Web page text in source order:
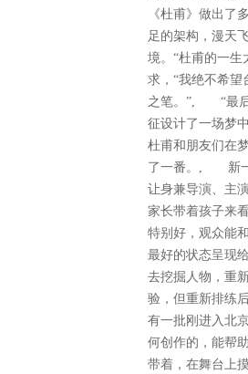
《杜甫》做出了
足的架构，漫天
境。“杜甫的一生
求，“我绝不希
之笔。”, “最后
征设计了一场梦
杜甫和朋友们在
了一番。, 新一
让身兼导演、主
家长带着孩子来
特别好，观众能
最好的状态呈现
去挖掘人物，重
验，但重新排练
有一批刚进入北
何创作的，能帮
带着，在舞台上